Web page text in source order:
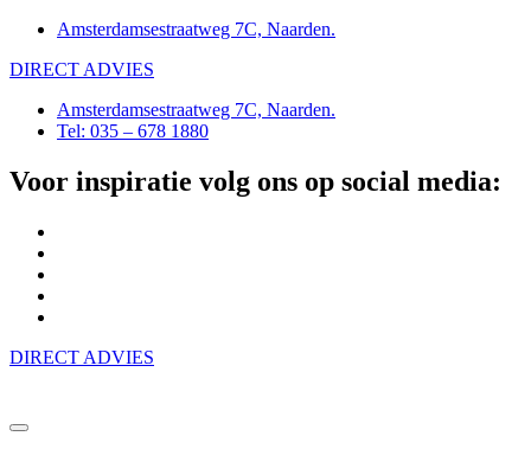
Amsterdamsestraatweg 7C, Naarden.
DIRECT ADVIES
Amsterdamsestraatweg 7C, Naarden.
Tel: 035 – 678 1880
Voor inspiratie volg ons op social media:
DIRECT ADVIES